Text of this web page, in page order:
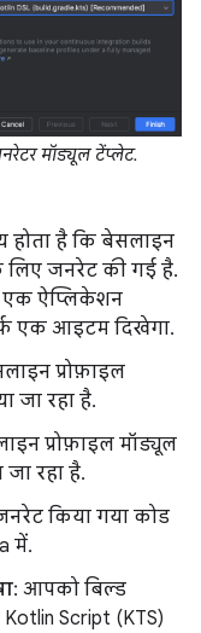
मॉड्यूल टेंप्लेट.
होता है कि बेसलाइन
लिए जनरेट की गई है.
एक ऐप्लिकेशन
एक आइटम दिखेगा.
प्रोफ़ाइल
जा रहा है.
प्रोफ़ाइल मॉड्यूल
रहा है.
किया गया कोड
में.
: आपको बिल्ड
Script (KTS)